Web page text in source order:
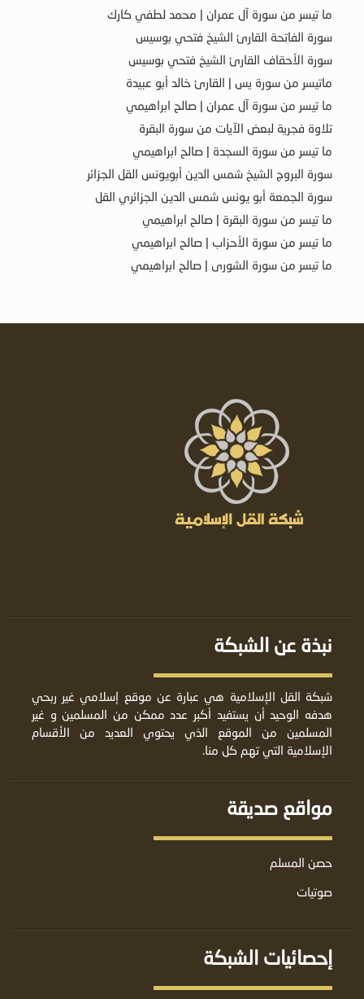
ما تيسر من سورة آل عمران | محمد لطفي كارك
سورة الفاتحة القارئ الشيخ فتحي بوسيس
سورة الأحقاف القارئ الشيخ فتحي بوسيس
ماتيسر من سورة يس | القارئ خالد أبو عبيدة
ما تيسر من سورة آل عمران | صالح ابراهيمي
تلاوة فجرية لبعض الآيات من سورة البقرة
ما تيسر من سورة السجدة | صالح ابراهيمي
سورة البروج الشيخ شمس الدين أبويونس القل الجزائر
سورة الجمعة أبو يونس شمس الدين الجزائري القل
ما تيسر من سورة البقرة | صالح ابراهيمي
ما تيسر من سورة الأحزاب | صالح ابراهيمي
ما تيسر من سورة الشورى | صالح ابراهيمي
نبذة عن الشبكة
شبكة القل الإسلامية هي عبارة عن موقع إسلامي غير ربحي
هدفه الوحيد أن يستفيد أكبر عدد ممكن من المسلمين و غير
المسلمين من الموقع الذي يحتوي العديد من الأقسام
الإسلامية التي تهم كل منا.
مواقع صديقة
حصن المسلم
صوتيات
إحصائيات الشبكة